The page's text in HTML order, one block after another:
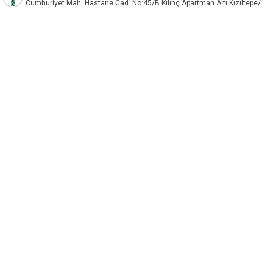
Cumhuriyet Mah. Hastane Cad. No:45/B Kılınç Apartman Altı Kızıltepe/Mardin